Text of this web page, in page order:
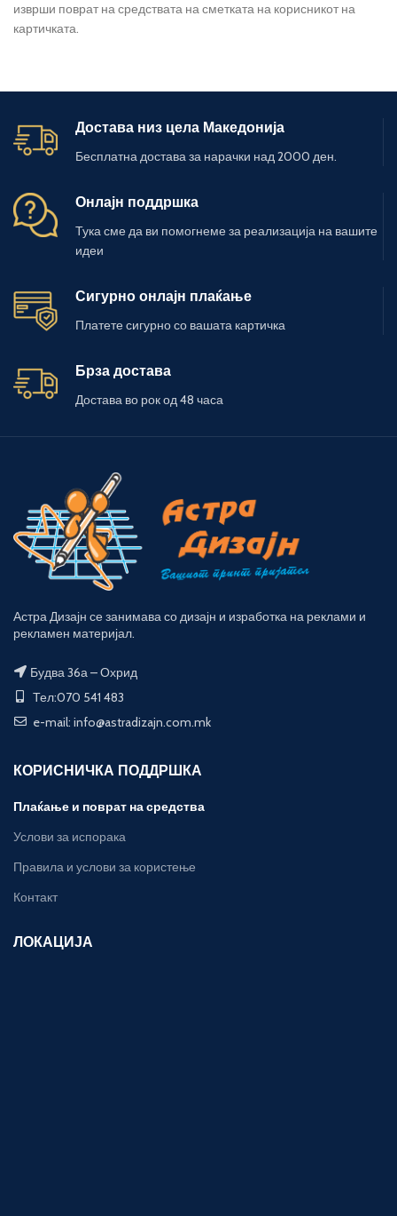
изврши поврат на средствата на сметката на корисникот на
картичката.
Достава низ цела Македонија
Бесплатна достава за нарачки над 2000 ден.
Онлајн поддршка
Тука сме да ви помогнеме за реализација на вашите
идеи
Сигурно онлајн плаќање
Платете сигурно со вашата картичка
Брза достава
Достава во рок од 48 часа
Астра Дизајн се занимава со дизајн и изработка на реклами и
рекламен материјал.
Будва 36а – Охрид
Тел:070 541 483
e-mail: info@astradizajn.com.mk
КОРИСНИЧКА ПОДДРШКА
Плаќање и поврат на средства
Услови за испорака
Правила и услови за користење
Контакт
ЛОКАЦИЈА